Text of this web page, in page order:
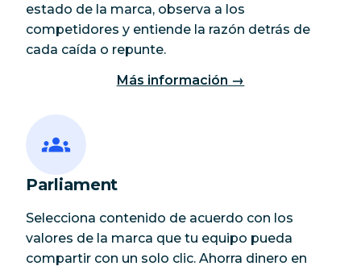
estado de la marca, observa a los
competidores y entiende la razón detrás de
cada caída o repunte.
Más información →
Parliament
Selecciona contenido de acuerdo con los
valores de la marca que tu equipo pueda
compartir con un solo clic. Ahorra dinero en